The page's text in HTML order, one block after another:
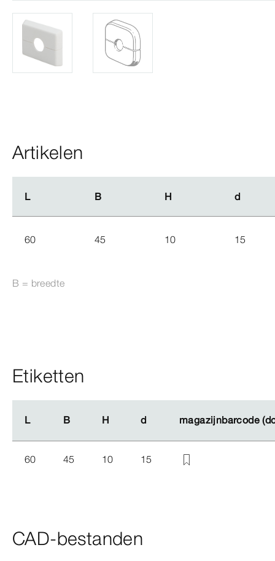
Artikelen
L B H d
L B H d
60 45 10 15
B = breedte
Etiketten
L B H d magazijnbarcode
L B H d magazijnbarcode
60 45 10 15
CAD-bestanden